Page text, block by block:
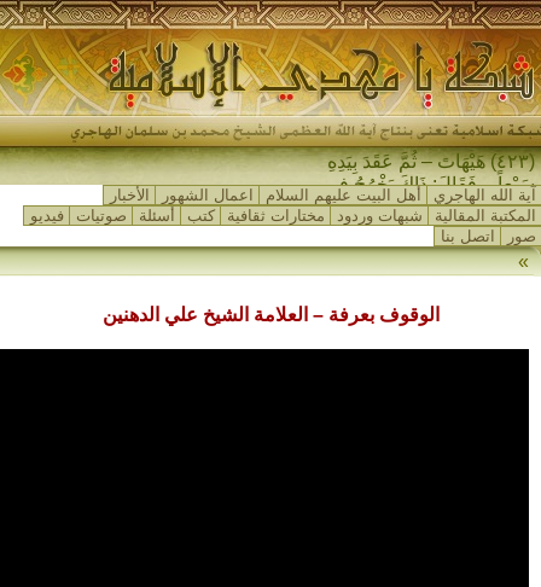
(٤٢٣) هَيْهَاتَ – ثُمَّ عَقَدَ بِيَدِهِ
سَبْعاً – فَقَالَ: ذَاكَ يَخْرُجُ فِي
آخِرِ الزَّمَانِ…
آية الله الهاجري أهل البيت عليهم السلام اعمال الشهور
الأخبار
المكتبة المقالية
شبهات وردود مختارات ثقافية كتب أسئلة صوتيات
فيديو
صور
اتصل بنا
»
الوقوف بعرفة – العلامة الشيخ علي الدهنين